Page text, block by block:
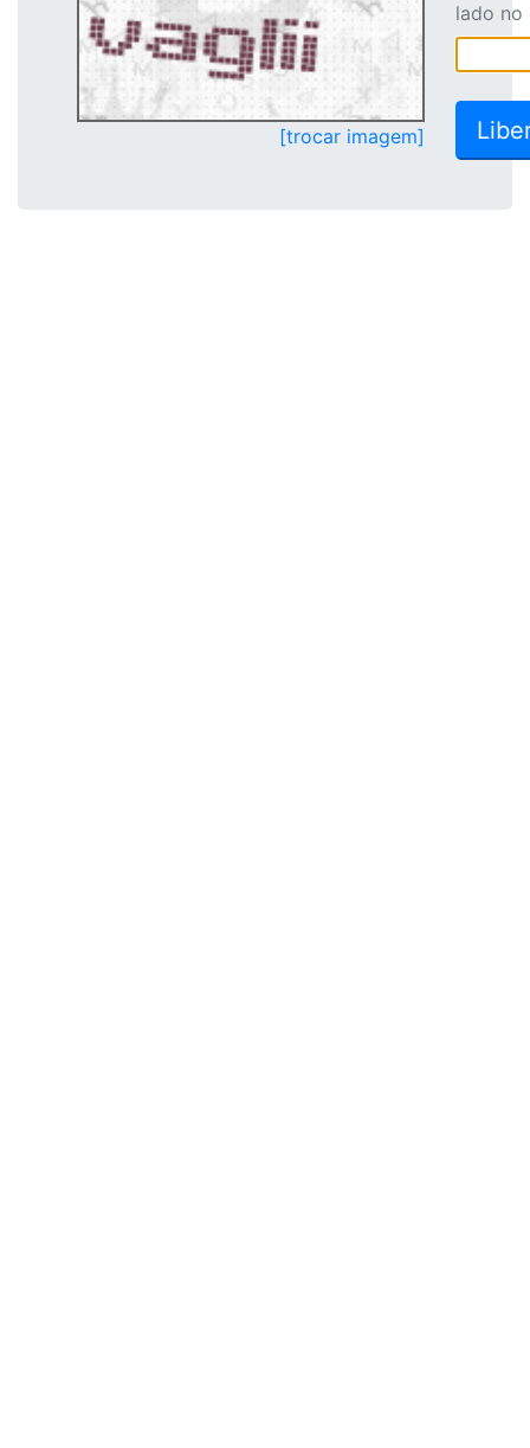
[trocar imagem]
lado no